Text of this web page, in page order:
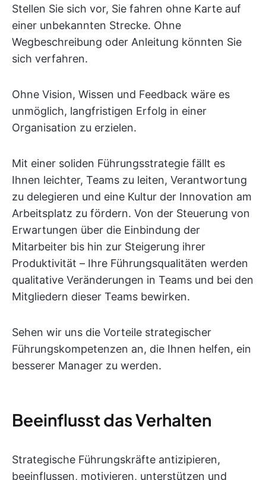
Stellen Sie sich vor, Sie fahren ohne Karte auf
einer unbekannten Strecke. Ohne
Wegbeschreibung oder Anleitung könnten Sie
sich verfahren.
Ohne Vision, Wissen und Feedback wäre es
unmöglich, langfristigen Erfolg in einer
Organisation zu erzielen.
Mit einer soliden Führungsstrategie fällt es
Ihnen leichter, Teams zu leiten, Verantwortung
zu delegieren und eine Kultur der Innovation am
Arbeitsplatz zu fördern. Von der Steuerung von
Erwartungen über die Einbindung der
Mitarbeiter bis hin zur Steigerung ihrer
Produktivität – Ihre Führungsqualitäten werden
qualitative Veränderungen in Teams und bei den
Mitgliedern dieser Teams bewirken.
Sehen wir uns die Vorteile strategischer
Führungskompetenzen an, die Ihnen helfen, ein
besserer Manager zu werden.
Beeinflusst das Verhalten
Strategische Führungskräfte antizipieren,
beeinflussen, motivieren, unterstützen und